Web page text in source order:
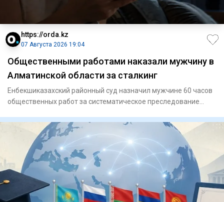
https://orda.kz
07 Августа 2026 19:04
Общественными работами наказали мужчину в
Алматинской области за сталкинг
Енбекшиказахский районный суд назначил мужчине 60 часов
общественных работ за систематическое преследование